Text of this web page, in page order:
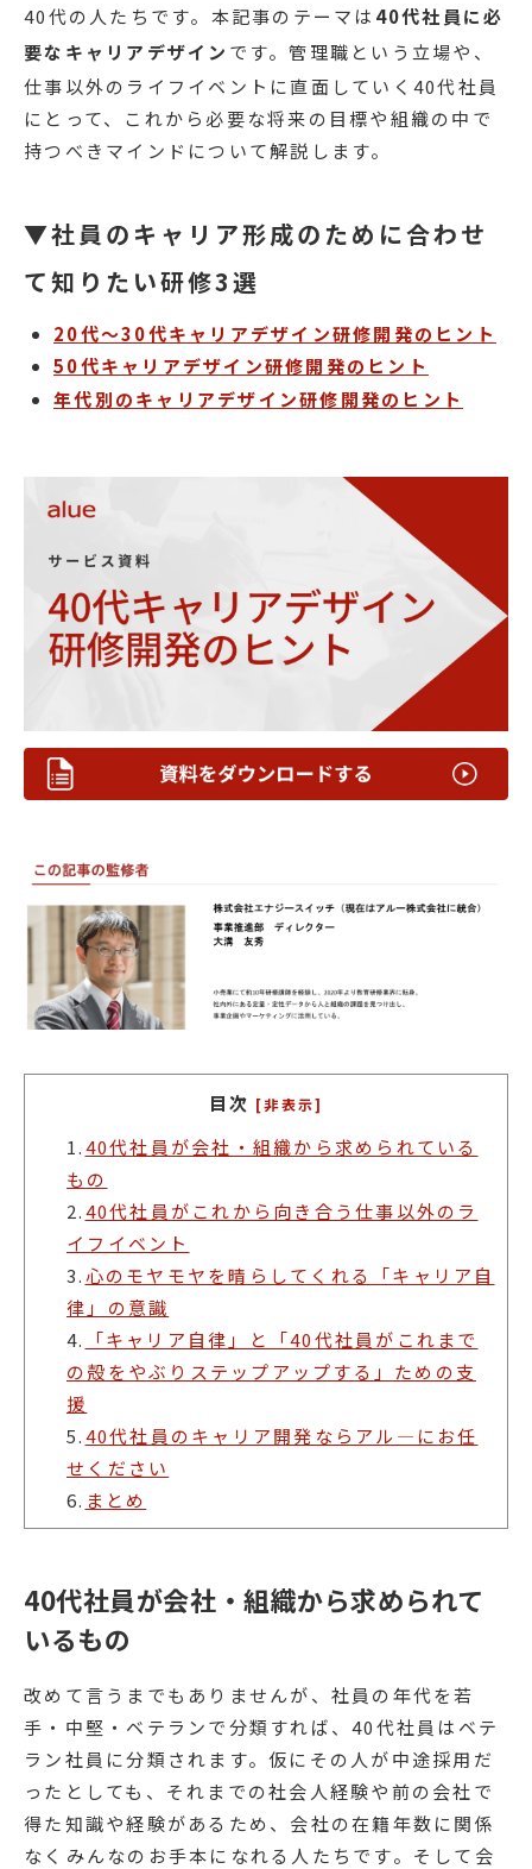
40代の人たちです。本記事のテーマは 40代社員に必
要なキャリアデザイン です。管理職という立場や、
仕事以外のライフイベントに直面していく40代社員
にとって、これから必要な将来の目標や組織の中で
持つべきマインドについて解説します。
▼社員のキャリア形成のために合わせ
て知りたい研修3選
20代～30代キャリアデザイン研修開発のヒント
50代キャリアデザイン研修開発のヒント
年代別のキャリアデザイン研修開発のヒント
目次 [非表示]
1.40代社員が会社・組織から求められている
もの
2.40代社員がこれから向き合う仕事以外のラ
イフイベント
3.心のモヤモヤを晴らしてくれる「キャリア自
律」の意識
4.
「キャリア自律」と「40代社員がこれまで
の殻をやぶりステップアップする」ための支
援
5.40代社員のキャリア開発ならアル―にお任
せください
6. まとめ
40代社員が会社・組織から求められて
いるもの
改めて言うまでもありませんが、社員の年代を若
手・中堅・ベテランで分類すれば、40代社員はベテ
ラン社員に分類されます。仮にその人が中途採用だ
ったとしても、それまでの社会人経験や前の会社で
得た知識や経験があるため、会社の在籍年数に関係
なくみんなのお手本になれる人たちです。そして会